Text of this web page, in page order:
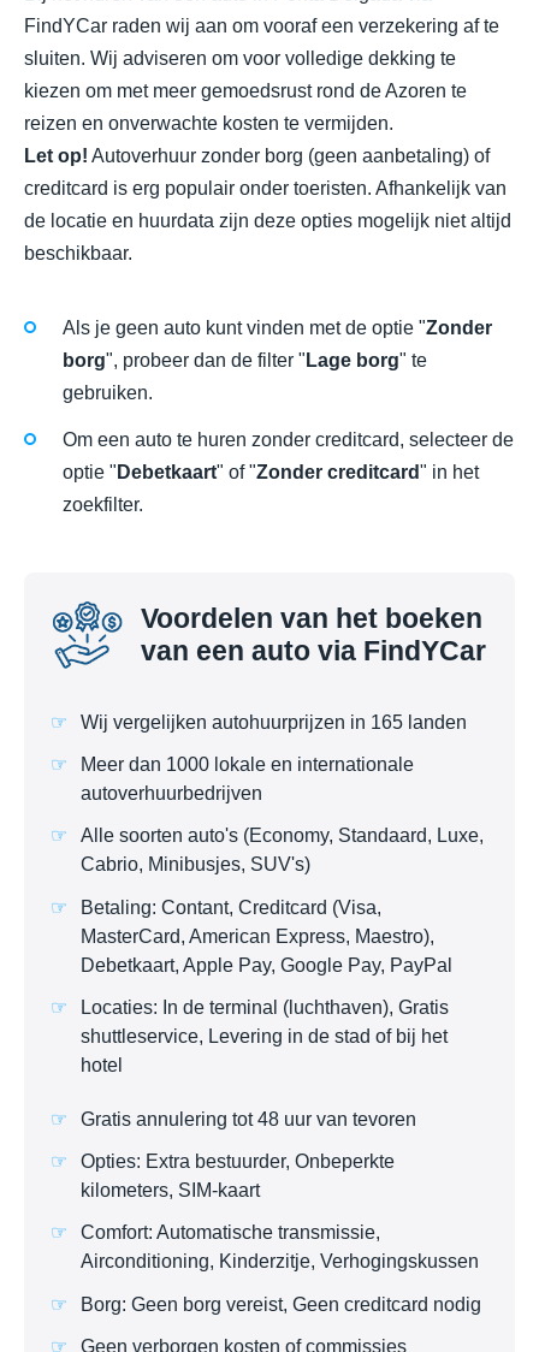
FindYCar raden wij aan om vooraf een verzekering af te
sluiten. Wij adviseren om voor volledige dekking te
kiezen om met meer gemoedsrust rond de Azoren te
reizen en onverwachte kosten te vermijden.
Let op! Autoverhuur zonder borg (geen aanbetaling) of
creditcard is erg populair onder toeristen. Afhankelijk van
de locatie en huurdata zijn deze opties mogelijk niet altijd
beschikbaar.
Als je geen auto kunt vinden met de optie "Zonder
borg", probeer dan de filter " Lage borg" te
gebruiken.
Om een auto te huren zonder creditcard, selecteer de
optie " Debetkaart" of "Zonder creditcard" in het
zoekfilter.
Voordelen van het boeken
van een auto via FindYCar
Wij vergelijken autohuurprijzen in 165 landen
Meer dan 1000 lokale en internationale
autoverhuurbedrijven
Alle soorten auto's (Economy, Standaard, Luxe,
Cabrio, Minibusjes, SUV's)
Betaling: Contant, Creditcard (Visa,
MasterCard, American Express, Maestro),
Debetkaart, Apple Pay, Google Pay, PayPal
Locaties: In de terminal (luchthaven), Gratis
shuttleservice, Levering in de stad of bij het
hotel
Gratis annulering tot 48 uur van tevoren
Opties: Extra bestuurder, Onbeperkte
kilometers, SIM-kaart
Comfort: Automatische transmissie,
Airconditioning, Kinderzitje, Verhogingskussen
Borg: Geen borg vereist, Geen creditcard nodig
Geen verborgen kosten of commissies